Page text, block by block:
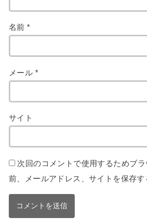
名前*
メール *
サイト
次回のコメントで使用するためブ
前、メールアドレス、サイトを保存す